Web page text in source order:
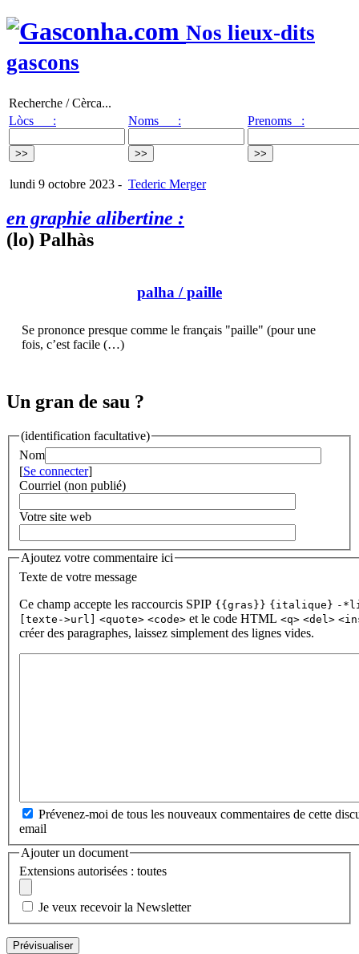
Nos lieux-dits
gascons
Recherche / Cèrca...
Lòcs :
Noms : Prenoms :
lundi 9 octobre 2023 - Tederic Merger
en graphie alibertine :
(lo) Palhàs
palha / paille
Se prononce presque comme le français "paille" (pour une
fois, c’est facile (…)
Un gran de sau ?
(identification facultative)
Nom
[Se connecter]
Courriel (non publié)
Votre site web
Ajoutez votre commentaire ici
Texte de votre message
Ce champ accepte les raccourcis SPIP {{gras}} {italique} -
[texte->url] <quote> <code> et le code HTML <q> <del>
créer des paragraphes, laissez simplement des lignes vides.
Prévenez-moi de tous les nouveaux commentaires de cette
email
Ajouter un document
Extensions autorisées : toutes
Je veux recevoir la Newsletter